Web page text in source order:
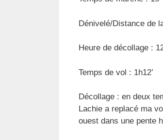
Dénivelé/Distance de
Heure de décollage :
Temps de vol : 1h12’
Décollage : en deux
Lachie a replacé ma
ouest dans une pente